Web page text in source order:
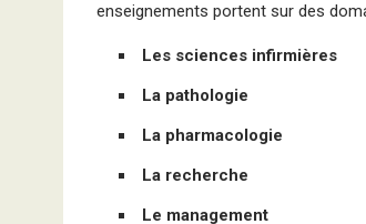
enseignements portent sur des
Les sciences infirmières
La pathologie
La pharmacologie
La recherche
Le management